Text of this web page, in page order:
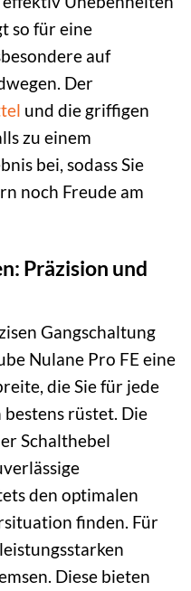
so für eine
auf
Der
und die griffigen
zu einem
bei, sodass Sie
noch Freude am
Präzision und
Gangschaltung
Nulane Pro FE eine
die Sie für jede
bestens rüstet. Die
Schalthebel
den optimalen
finden. Für
Diese bieten